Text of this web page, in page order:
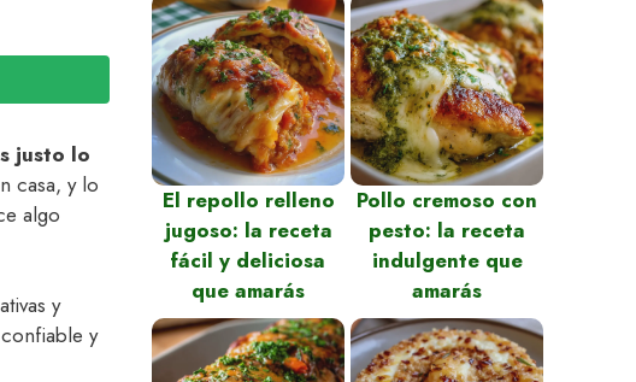
justo lo
casa, y lo
algo
y
y
El repollo relleno
jugoso: la receta
fácil y deliciosa
que amarás
Pollo cremoso con
pesto: la receta
indulgente que
amarás